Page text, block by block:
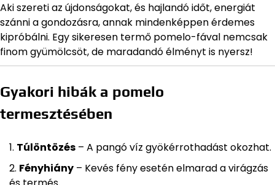
Aki szereti az újdonságokat, és hajlandó időt, energiát
szánni a gondozásra, annak mindenképpen érdemes
kipróbálni. Egy sikeresen termő pomelo-fával nemcsak
finom gyümölcsöt, de maradandó élményt is nyersz!
Gyakori hibák a pomelo
termesztésében
Túlöntözés – A pangó víz gyökérrothadást okozhat.
Fényhiány – Kevés fény esetén elmarad a virágzás